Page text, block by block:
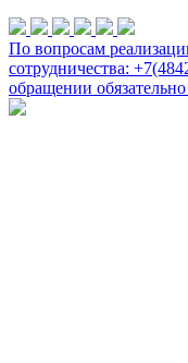
По вопросам
сотрудничества:
обращении